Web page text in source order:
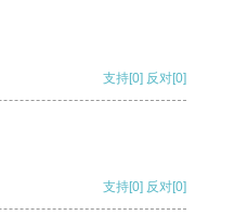
支持[0] 反对[0]
支持[0] 反对[0]